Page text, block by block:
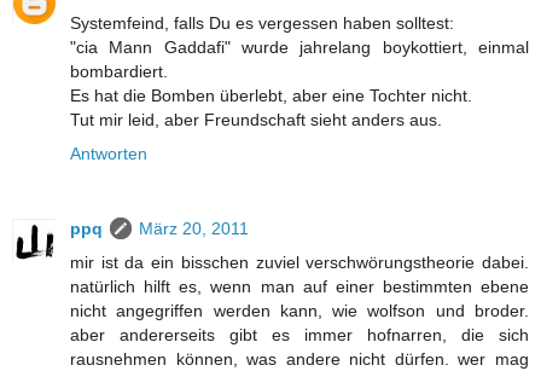
Systemfeind, falls Du es vergessen haben solltest:
"cia Mann Gaddafi" wurde jahrelang boykottiert, einmal
bombardiert.
Es hat die Bomben überlebt, aber eine Tochter nicht.
Tut mir leid, aber Freundschaft sieht anders aus.
Antworten
ppq
März 20, 2011
mir ist da ein bisschen zuviel verschwörungstheorie dabei.
natürlich hilft es, wenn man auf einer bestimmten ebene
nicht angegriffen werden kann, wie wolfson und broder.
aber andererseits gibt es immer hofnarren, die sich
rausnehmen können, was andere nicht dürfen. wer mag